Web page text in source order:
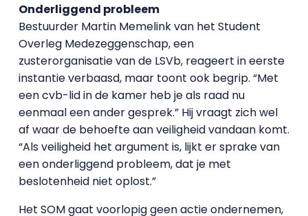
Onderliggend probleem
Bestuurder Martin Memelink van het Student
Overleg Medezeggenschap, een
zusterorganisatie van de LSVb, reageert in eerste
instantie verbaasd, maar toont ook begrip. “Met
een cvb-lid in de kamer heb je als raad nu
eenmaal een ander gesprek.” Hij vraagt zich wel
af waar de behoefte aan veiligheid vandaan komt.
“Als veiligheid het argument is, lijkt er sprake van
een onderliggend probleem, dat je met
beslotenheid niet oplost.”
Het SOM gaat voorlopig geen actie ondernemen,